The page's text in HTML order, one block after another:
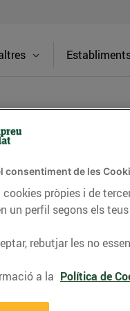
dels supermercats
un nou
consentiment de les
pròpies i de
un perfil segons els
rebutjar les no
a la Política de